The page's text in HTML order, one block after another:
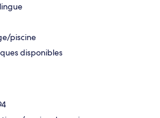
piscine
disponibles